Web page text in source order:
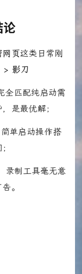
论
网页这类日常刚
影刀
全匹配纯启动需
是最优解；
单启动操作搭
录制工具毫无意
。